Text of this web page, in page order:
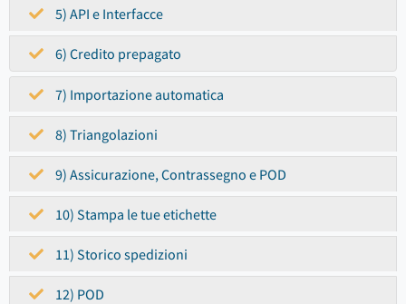
5) API e Interfacce
6) Credito prepagato
7) Importazione automatica
8) Triangolazioni
9) Assicurazione, Contrassegno e POD
10) Stampa le tue etichette
11) Storico spedizioni
12) POD